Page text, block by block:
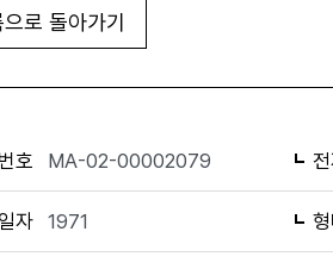
로 돌아가기
호 MA-02-00002079
자 1971 형